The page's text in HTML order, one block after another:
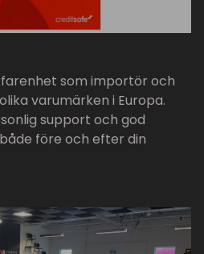
som importör och
varumärken i Europa.
support och god
före och efter din